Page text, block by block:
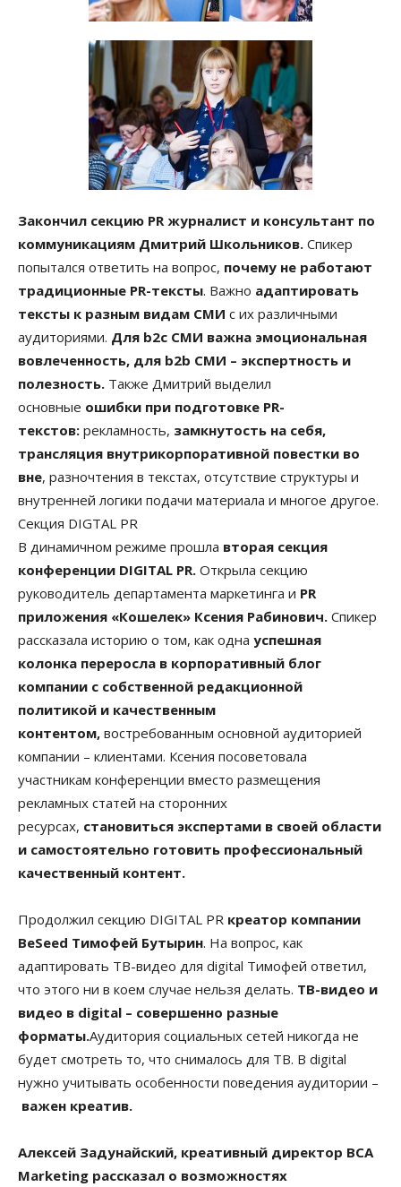
Закончил секцию PR журналист и консультант по
коммуникациям Дмитрий Школьников. Спикер
попытался ответить на вопрос, почему не работают
традиционные PR-тексты. Важно адаптировать
тексты к разным видам СМИ с их различными
аудиториями. Для b2c СМИ важна эмоциональная
вовлеченность, для b2b СМИ – экспертность и
полезность. Также Дмитрий выделил
основные ошибки при подготовке PR-
текстов: рекламность, замкнутость на себя,
трансляция внутрикорпоративной повестки во
вне, разночтения в текстах, отсутствие структуры и
внутренней логики подачи материала и многое другое.
Секция DIGTAL PR
В динамичном режиме прошла вторая секция
конференции DIGITAL PR. Открыла секцию
руководитель департамента маркетинга и PR
приложения «Кошелек» Ксения Рабинович. Спикер
рассказала историю о том, как одна успешная
колонка переросла в корпоративный блог
компании с собственной редакционной
политикой и качественным
контентом, востребованным основной аудиторией
компании – клиентами. Ксения посоветовала
участникам конференции вместо размещения
рекламных статей на сторонних
ресурсах, становиться экспертами в своей области
и самостоятельно готовить профессиональный
качественный контент.
Продолжил секцию DIGITAL PR креатор компании
BeSeed Тимофей Бутырин. На вопрос, как
адаптировать ТВ-видео для digital Тимофей ответил,
что этого ни в коем случае нельзя делать. ТВ-видео и
видео в digital – совершенно разные
форматы.Аудитория социальных сетей никогда не
будет смотреть то, что снималось для ТВ. В digital
нужно учитывать особенности поведения аудитории –
важен креатив.
Алексей Задунайский, креативный директор BCA
Marketing рассказал о возможностях